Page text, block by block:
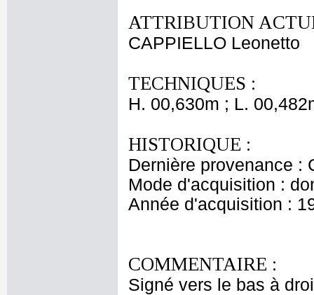
ATTRIBUTION
CAPPIELLO Leonetto
TECHNIQUES :
H. 00,630m ; L.
HISTORIQUE :
Dernière provenance :
Mode d'acquisition :
Année d'acquisition :
COMMENTAIRE :
Signé vers le bas à